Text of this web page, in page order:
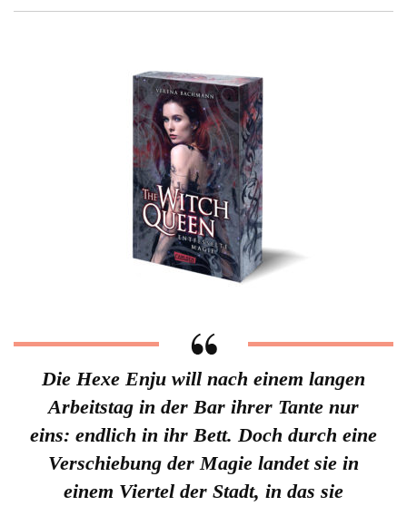
Die Hexe Enju will nach einem langen
Arbeitstag in der Bar ihrer Tante nur
eins: endlich in ihr Bett. Doch durch eine
Verschiebung der Magie landet sie in
einem Viertel der Stadt, in das sie